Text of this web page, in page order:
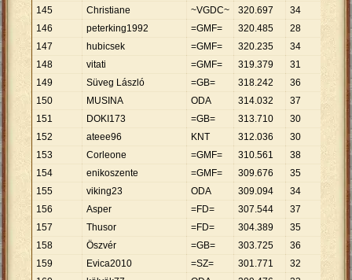
145
Christiane ~VGDC~ 320.697 34
432
146
peterking1992 =GMF= 320.485 28
147
hubicsek =GMF= 320.235 34
419
148
vitati =GMF= 319.379 31
149
Süveg László =GB= 318.242 36
840
150
MUSINA ODA 314.032 37
487
151
DOKI173 =GB= 313.710 30 10
152
ateee96 KNT 312.036 30
153
Corleone =GMF= 310.561 38 8.
173
154
enikoszente =GMF= 309.676 35 8
848
155
viking23 ODA 309.094 34
091
156
Asper =FD= 307.544 37 . 312
157
Thusor =FD= 304.389 35
697
158
Öszvér =GB= 303.725 36 . 437
159
Evica2010 =SZ= 301.771 32 9